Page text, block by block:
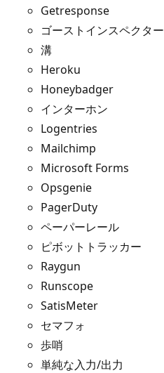
Getresponse
ゴーストインスペクター
溝
Heroku
Honeybadger
インターホン
Logentries
Mailchimp
Microsoft Forms
Opsgenie
PagerDuty
ペーパーレール
ピボットトラッカー
Raygun
Runscope
SatisMeter
セマフォ
歩哨
単純な入力/出力